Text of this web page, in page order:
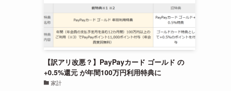
【訳アリ改悪？】PayPayカード ゴールド の
+0.5%還元 が年間100万円利用特典に
家計